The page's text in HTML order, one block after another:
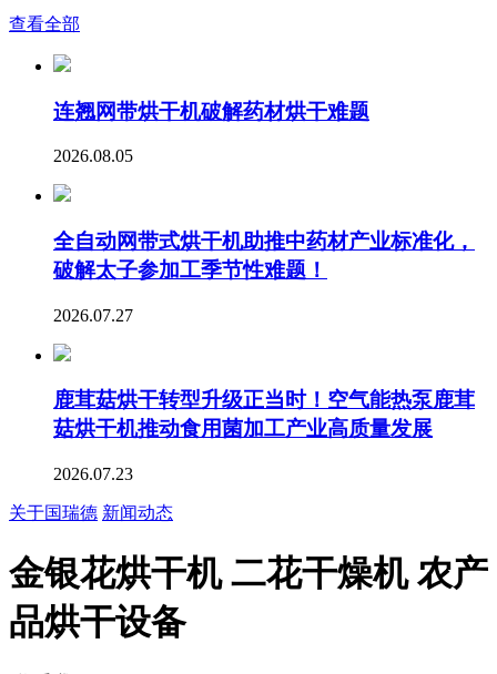
查看全部
连翘网带烘干机破解药材烘干难题
2026.08.05
全自动网带式烘干机助推中药材产业标准化，
破解太子参加工季节性难题！
2026.07.27
鹿茸菇烘干转型升级正当时！空气能热泵鹿茸
菇烘干机推动食用菌加工产业高质量发展
2026.07.23
关于国瑞德 新闻动态
金银花烘干机 二花干燥机 农产
品烘干设备